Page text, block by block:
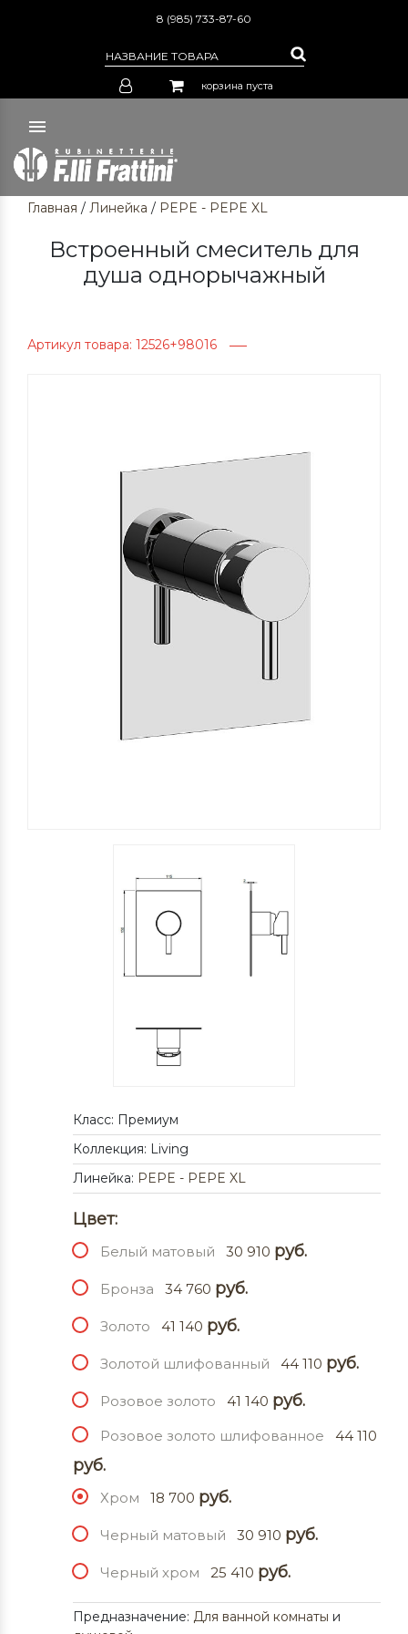
8 (985) 733-87-60
корзина пуста
Главная / Линейка / PEPE - PEPE XL
Встроенный смеситель для
душа однорычажный
Артикул товара: 12526+98016
Класс: Премиум
Коллекция: Living
Линейка: PEPE - PEPE XL
Цвет:
Белый матовый 30 910 руб.
Бронза 34 760 руб.
Золото 41 140 руб.
Золотой шлифованный 44 110 руб.
Розовое золото 41 140 руб.
Розовое золото шлифованное 44 110
руб.
Хром 18 700 руб.
Черный матовый 30 910 руб.
Черный хром 25 410 руб.
Предназначение: Для ванной комнаты и